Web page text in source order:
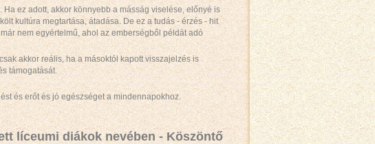
ez adott, akkor könnyebb a másság viselése, előnyé is
kultúra megtartása, átadása. De ez a tudás - érzés - hit
nem egyértelmű, ahol az emberségből példát adó
akkor reális, ha a másoktól kapott visszajelzés is
támogatását.
és erőt és jó egészséget a mindennapokhoz.
líceumi diákok nevében - Köszöntő